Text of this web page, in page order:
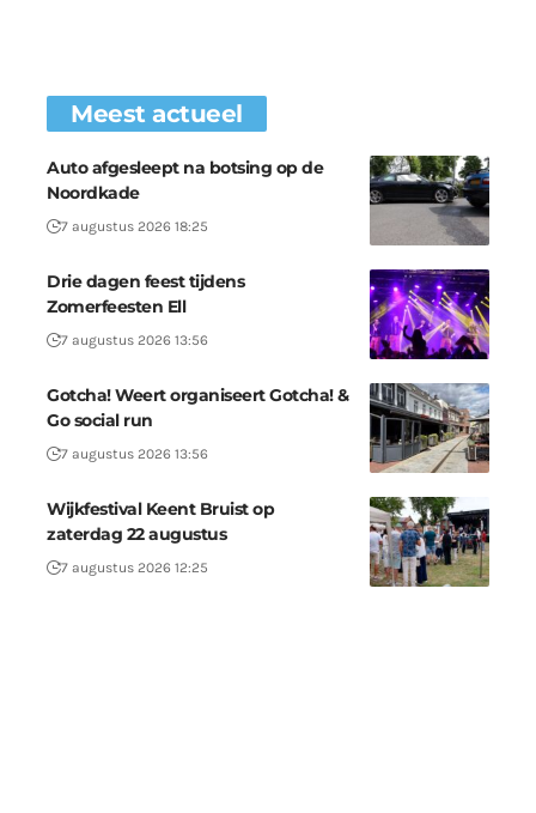
Meest actueel
Auto afgesleept na botsing op de
Noordkade
7 augustus 2026 18:25
Drie dagen feest tijdens
Zomerfeesten Ell
7 augustus 2026 13:56
Gotcha! Weert organiseert Gotcha! &
Go social run
7 augustus 2026 13:56
Wijkfestival Keent Bruist op
zaterdag 22 augustus
7 augustus 2026 12:25